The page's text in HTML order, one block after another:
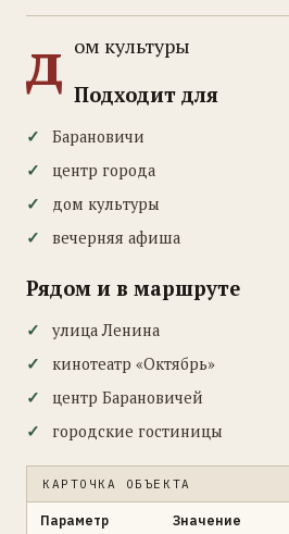
д ом культуры
Подходит для
Барановичи
центр города
дом культуры
вечерняя афиша
Рядом и в маршруте
улица Ленина
кинотеатр «Октябрь»
центр Барановичей
городские гостиницы
КАРТОЧКА ОБЪЕКТА
Параметр Значение